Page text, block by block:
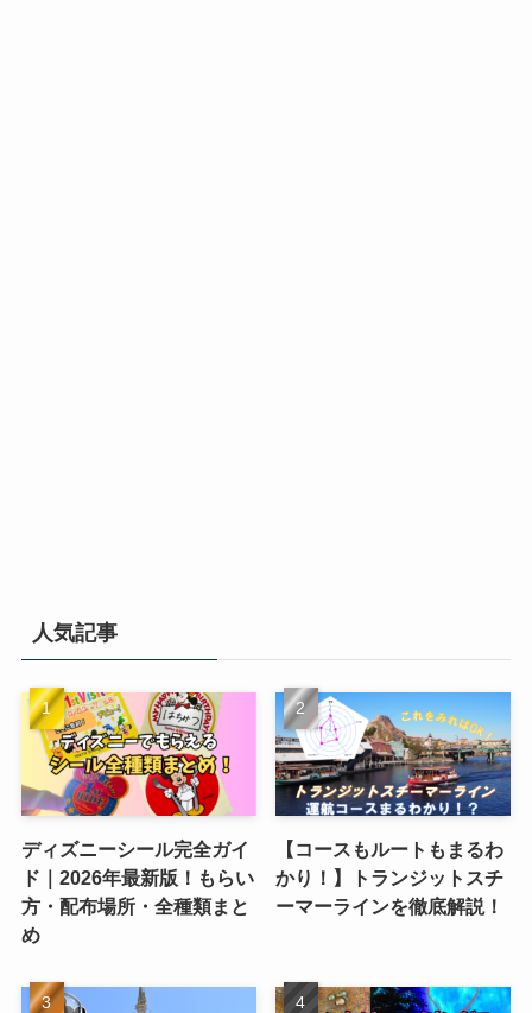
人気記事
ディズニーシール完全ガイ
ド｜2026年最新版！もらい
方・配布場所・全種類まと
め
【コースもルートもまるわ
かり！】トランジットスチ
ーマーラインを徹底解説！